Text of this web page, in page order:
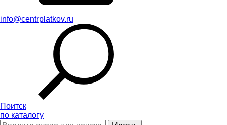
info@centrplatkov.ru
Поитск
по каталогу